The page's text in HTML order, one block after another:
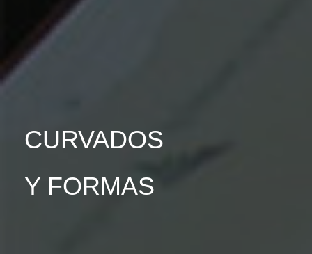
CURVADOS
Y FORMAS